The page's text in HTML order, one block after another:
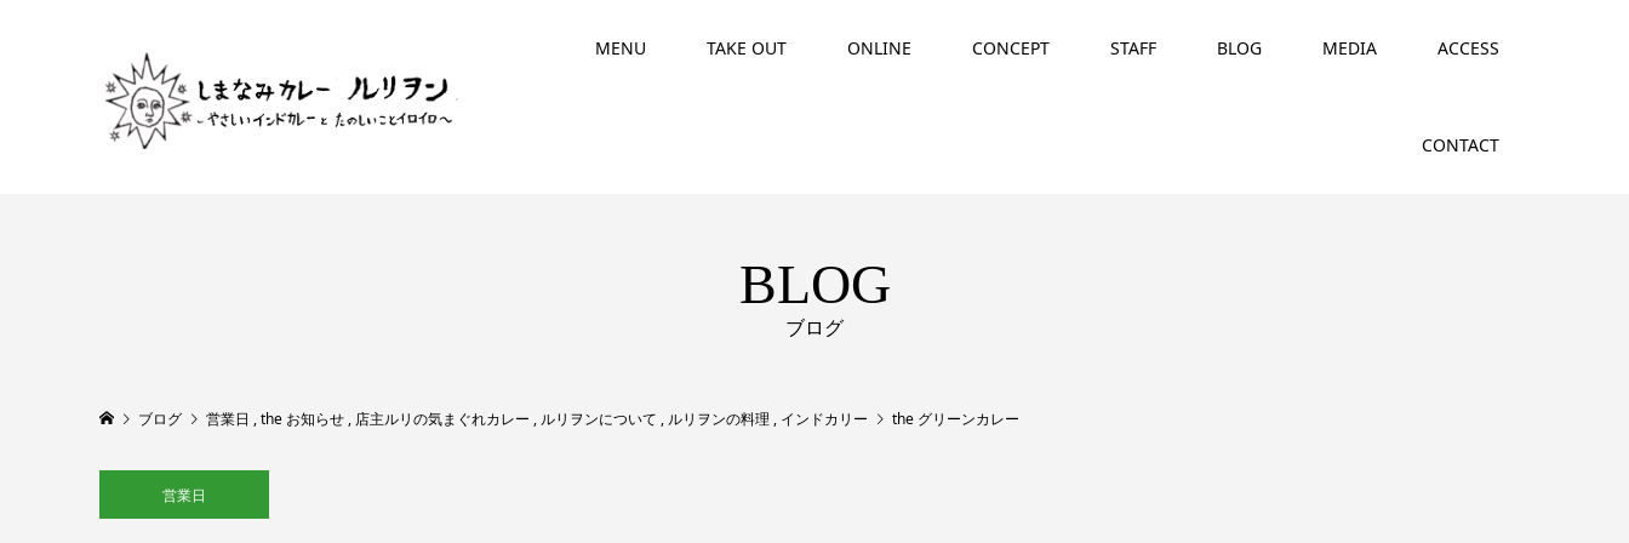
MENU TAKE OUT ONLINE CONCEPT STAFF BLOG MEDIA ACCESS
CONTACT
BLOG
ブログ
ブログ 営業日 ,the お知らせ , 店主ルリの気まぐれカレー , ルリヲンについて , ルリヲンの料理 , インドカリー the グリーンカレー
営業日